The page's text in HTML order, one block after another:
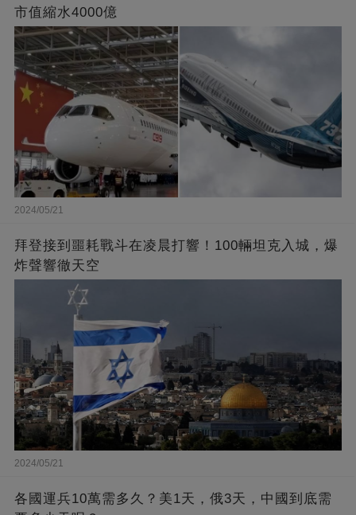
市值縮水4000億
2024/05/21
拜登接到噩耗戰斗在凌晨打響！100輛坦克入城，爆
炸聲響徹天空
2024/05/21
各國運兵10萬需多久？美1天，俄3天，中國到底需